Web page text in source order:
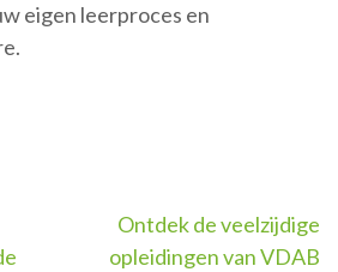
eigen leerproces en
Ontdek de veelzijdige
opleidingen van VDAB